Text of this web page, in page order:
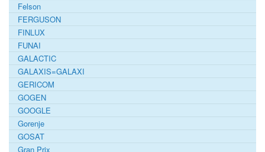
Felson
FERGUSON
FINLUX
FUNAI
GALACTIC
GALAXIS=GALAXI
GERICOM
GOGEN
GOOGLE
Gorenje
GOSAT
Gran Prix